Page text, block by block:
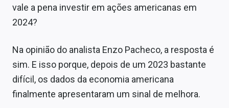
vale a pena investir em ações americanas em
2024?
Na opinião do analista Enzo Pacheco, a resposta é
sim. E isso porque, depois de um 2023 bastante
difícil, os dados da economia americana
finalmente apresentaram um sinal de melhora.